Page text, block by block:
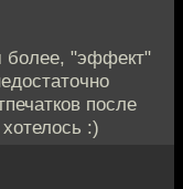
более, "эффект"
после
:)